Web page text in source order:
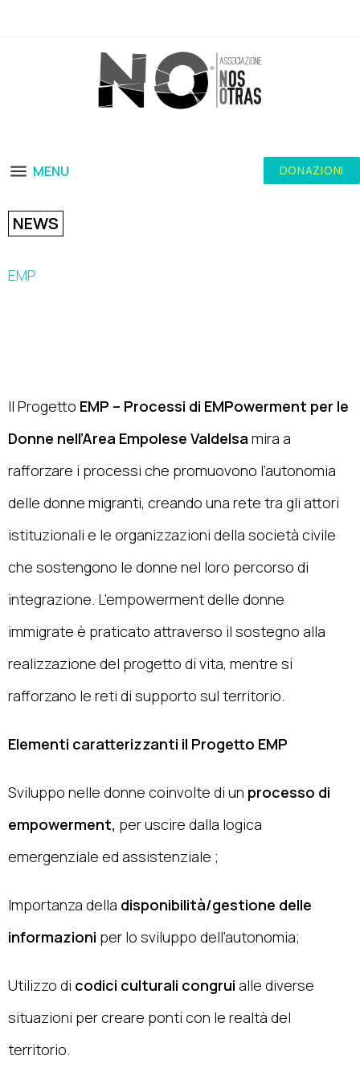
MENU DONAZIONI
NEWS
EMP
Il Progetto EMP – Processi di EMPowerment per le
Donne nell’Area Empolese Valdelsa mira a
rafforzare i processi che promuovono l’autonomia
delle donne migranti, creando una rete tra gli attori
istituzionali e le organizzazioni della società civile
che sostengono le donne nel loro percorso di
integrazione. L’empowerment delle donne
immigrate è praticato attraverso il sostegno alla
realizzazione del progetto di vita, mentre si
rafforzano le reti di supporto sul territorio.
Elementi caratterizzanti il Progetto EMP
Sviluppo nelle donne coinvolte di un processo di
empowerment, per uscire dalla logica
emergenziale ed assistenziale ;
Importanza della disponibilità/gestione delle
informazioni per lo sviluppo dell’autonomia;
Utilizzo di codici culturali congrui alle diverse
situazioni per creare ponti con le realtà del
territorio.